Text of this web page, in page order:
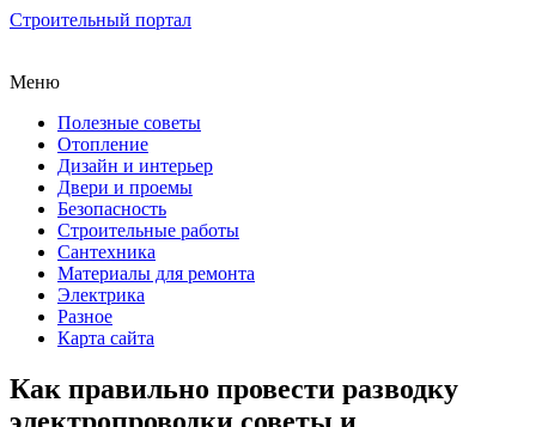
Строительный портал
Меню
Полезные советы
Отопление
Дизайн и интерьер
Двери и проемы
Безопасность
Строительные работы
Сантехника
Материалы для ремонта
Электрика
Разное
Карта сайта
Как правильно провести разводку